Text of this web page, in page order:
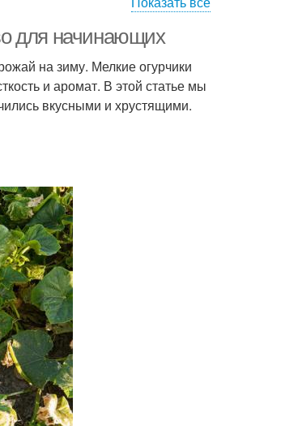
Огурцы с корейским
перцем
Огурцы с кетчупом
Брускетта с огурцом
для начинающих
на зиму. Мелкие огурчики
и аромат. В этой статье мы
вкусными и хрустящими.